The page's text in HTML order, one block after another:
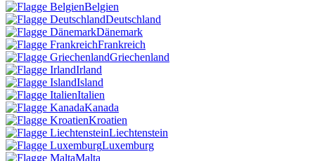
Belgien
Deutschland
Dänemark
Frankreich
Griechenland
Irland
Island
Italien
Kanada
Kroatien
Liechtenstein
Luxemburg
Malta